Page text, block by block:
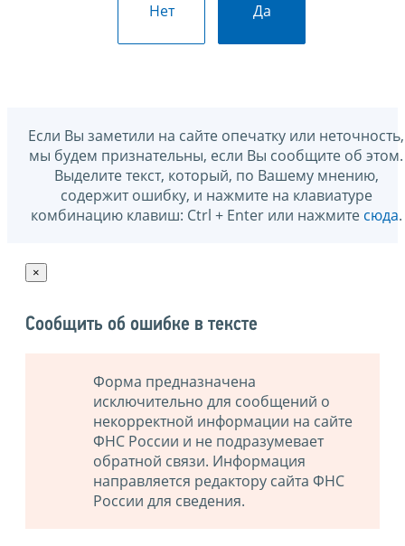
Нет Да
Если Вы заметили на сайте опечатку или неточность,
мы будем признательны, если Вы сообщите об этом.
Выделите текст, который, по Вашему мнению,
содержит ошибку, и нажмите на клавиатуре
комбинацию клавиш: Ctrl + Enter или нажмите сюда.
×
Сообщить об ошибке в тексте
Форма предназначена
исключительно для сообщений о
некорректной информации на сайте
ФНС России и не подразумевает
обратной связи. Информация
направляется редактору сайта ФНС
России для сведения.